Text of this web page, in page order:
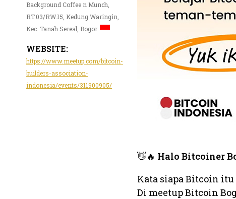
Background Coffee n Munch,
RT.03/RW.15, Kedung Waringin,
Kec. Tanah Sereal, Bogor
WEBSITE:
https://www.meetup.com/bitcoin-
builders-association-
indonesia/events/311900905/
👋🔥 Halo Bitcoiner
Kata siapa Bitcoin
Di meetup Bitcoin